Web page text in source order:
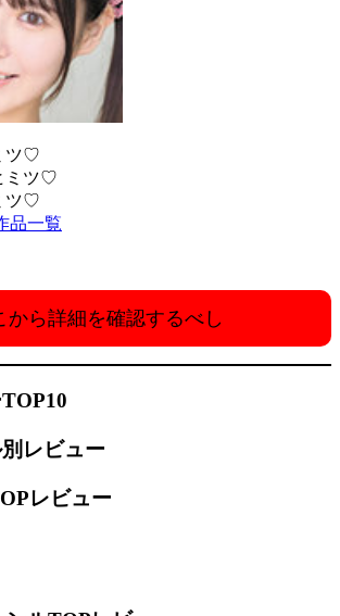
ツ♡
ミツ♡
ツ♡
品一覧
から詳細を確認するべし
レビュー
レビュー